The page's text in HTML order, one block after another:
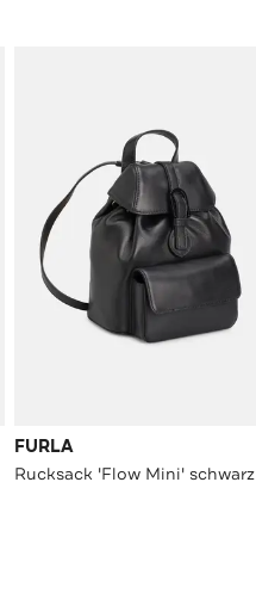
FURLA
Rucksack 'Flow Mini' schwarz